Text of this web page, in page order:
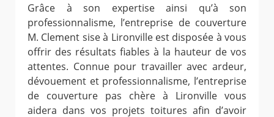
Grâce à son expertise ainsi qu’à son
professionnalisme, l’entreprise de couverture
M. Clement sise à Lironville est disposée à vous
offrir des résultats fiables à la hauteur de vos
attentes. Connue pour travailler avec ardeur,
dévouement et professionnalisme, l’entreprise
de couverture pas chère à Lironville vous
aidera dans vos projets toitures afin d’avoir